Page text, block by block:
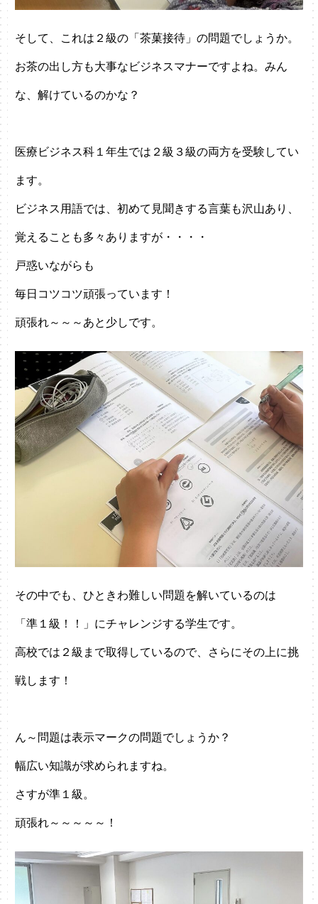
そして、これは２級の「茶菓接待」の問題でしょうか。
お茶の出し方も大事なビジネスマナーですよね。みん
な、解けているのかな？
医療ビジネス科１年生では２級３級の両方を受験してい
ます。
ビジネス用語では、初めて見聞きする言葉も沢山あり、
覚えることも多々ありますが・・・・
戸惑いながらも
毎日コツコツ頑張っています！
頑張れ～～～あと少しです。
その中でも、ひときわ難しい問題を解いているのは
「準１級！！」にチャレンジする学生です。
高校では２級まで取得しているので、さらにその上に挑
戦します！
ん～問題は表示マークの問題でしょうか？
幅広い知識が求められますね。
さすが準１級。
頑張れ～～～～～！